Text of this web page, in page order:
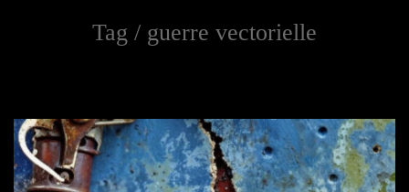
Tag / guerre vectorielle